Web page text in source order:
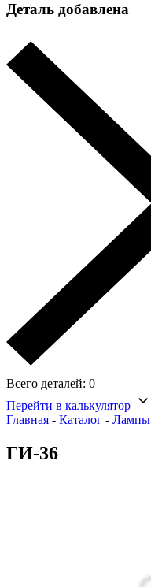
Деталь добавлена
Всего деталей: 0
Перейти в калькулятор
Главная - Каталог - Лампы
ГИ-36